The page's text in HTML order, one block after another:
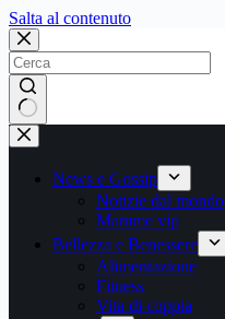
Salta al contenutoSalta
contenuto
Nessun
risultato
News e Gossip
Notizie dal mondo
Mamme vip
Bellezza e Benessere
Alimentazione
Fitness
Vita di coppia